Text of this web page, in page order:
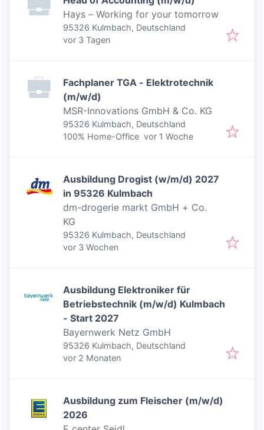
Hays – Working for your tomorrow
95326 Kulmbach, Deutschland
Veröffentlicht
vor 3 Tagen
Fachplaner TGA - Elektrotechnik
(m/w/d)
MSR-Innovations GmbH & Co. KG
95326 Kulmbach, Deutschland
100% Home-Office Veröffentlicht
vor 1 Woche
Ausbildung Drogist (w/m/d) 2027
in 95326 Kulmbach
dm-drogerie markt GmbH + Co.
KG
95326 Kulmbach, Deutschland
Veröffentlicht:
vor 3 Wochen
Ausbildung Elektroniker für
Betriebstechnik (m/w/d) Kulmbach
- Start 2027
Bayernwerk Netz GmbH
95326 Kulmbach, Deutschland
Veröffentlicht:
vor 2 Monaten
Ausbildung zum Fleischer (m/w/d)
2026